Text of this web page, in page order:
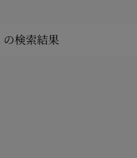
の検索結果